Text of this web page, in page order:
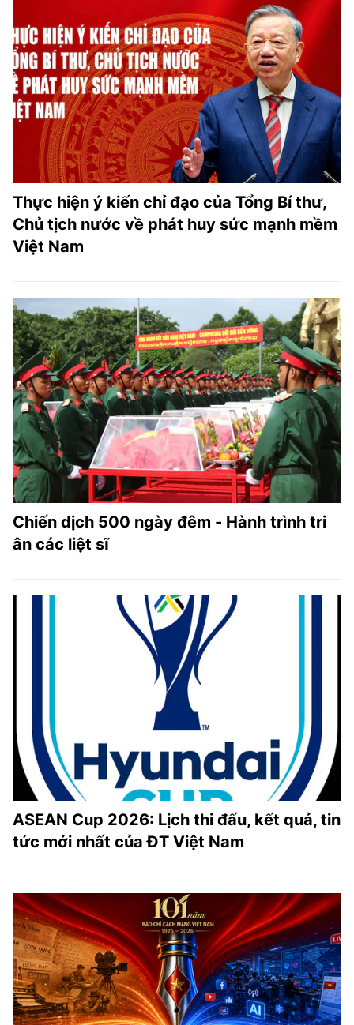
Thực hiện ý kiến chỉ đạo của Tổng Bí thư,
Chủ tịch nước về phát huy sức mạnh mềm
Việt Nam
Chiến dịch 500 ngày đêm - Hành trình tri
ân các liệt sĩ
ASEAN Cup 2026: Lịch thi đấu, kết quả, tin
tức mới nhất của ĐT Việt Nam